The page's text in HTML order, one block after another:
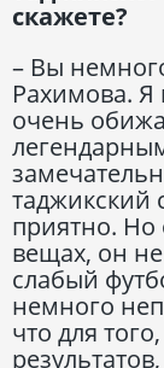
скажете?
– Вы
Рахимова.
очень
таджикский
приятно. Но
вещах, он
слабый
немного
что для